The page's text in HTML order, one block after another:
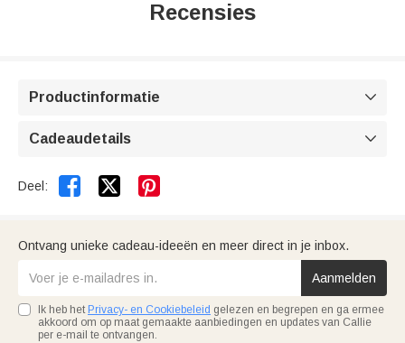
Recensies
Productinformatie 
Cadeaudetails 
Deel:  
Ontvang unieke cadeau-ideeën en meer direct in je inbox.
Aanmelden
Ik heb het Privacy- en Cookiebeleid gelezen en begrepen en ga ermee
akkoord om op maat gemaakte aanbiedingen en updates van Callie
per e-mail te ontvangen.